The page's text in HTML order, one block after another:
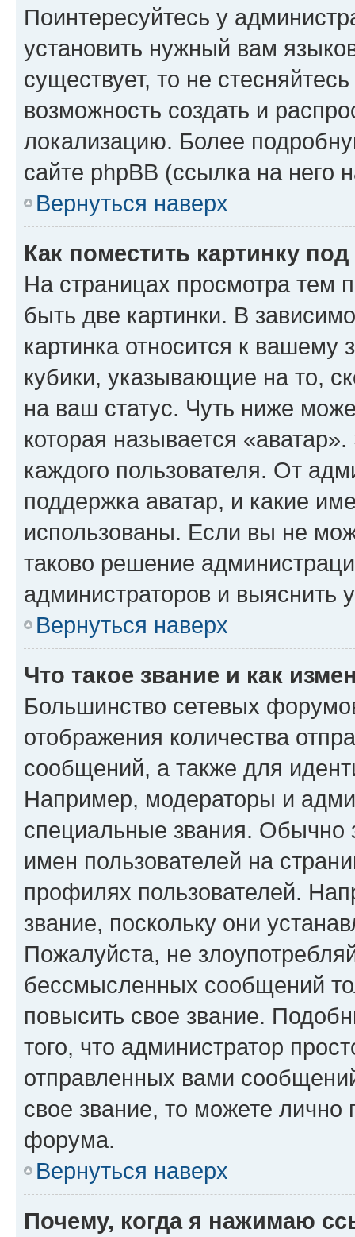
Поинтересуйтесь у
установить нужный вам
существует, то не
возможность создать и
локализацию. Более
сайте phpBB (ссылка на него
Вернуться наверх
Как поместить картинку
На страницах просмотра тем
быть две картинки. В
картинка относится к
кубики, указывающие на то,
на ваш статус. Чуть ниже
которая называется
каждого пользователя. От
поддержка аватар, и какие
использованы. Если вы не
таково решение
администраторов и выяснить
Вернуться наверх
Что такое звание и как
Большинство сетевых
отображения количества
сообщений, а также для
Например, модераторы и
специальные звания. Обычно
имен пользователей на
профилях пользователей.
звание, поскольку они
Пожалуйста, не
бессмысленных сообщений
повысить свое звание.
того, что администратор
отправленных вами
свое звание, то можете лично
форума.
Вернуться наверх
Почему, когда я нажимаю